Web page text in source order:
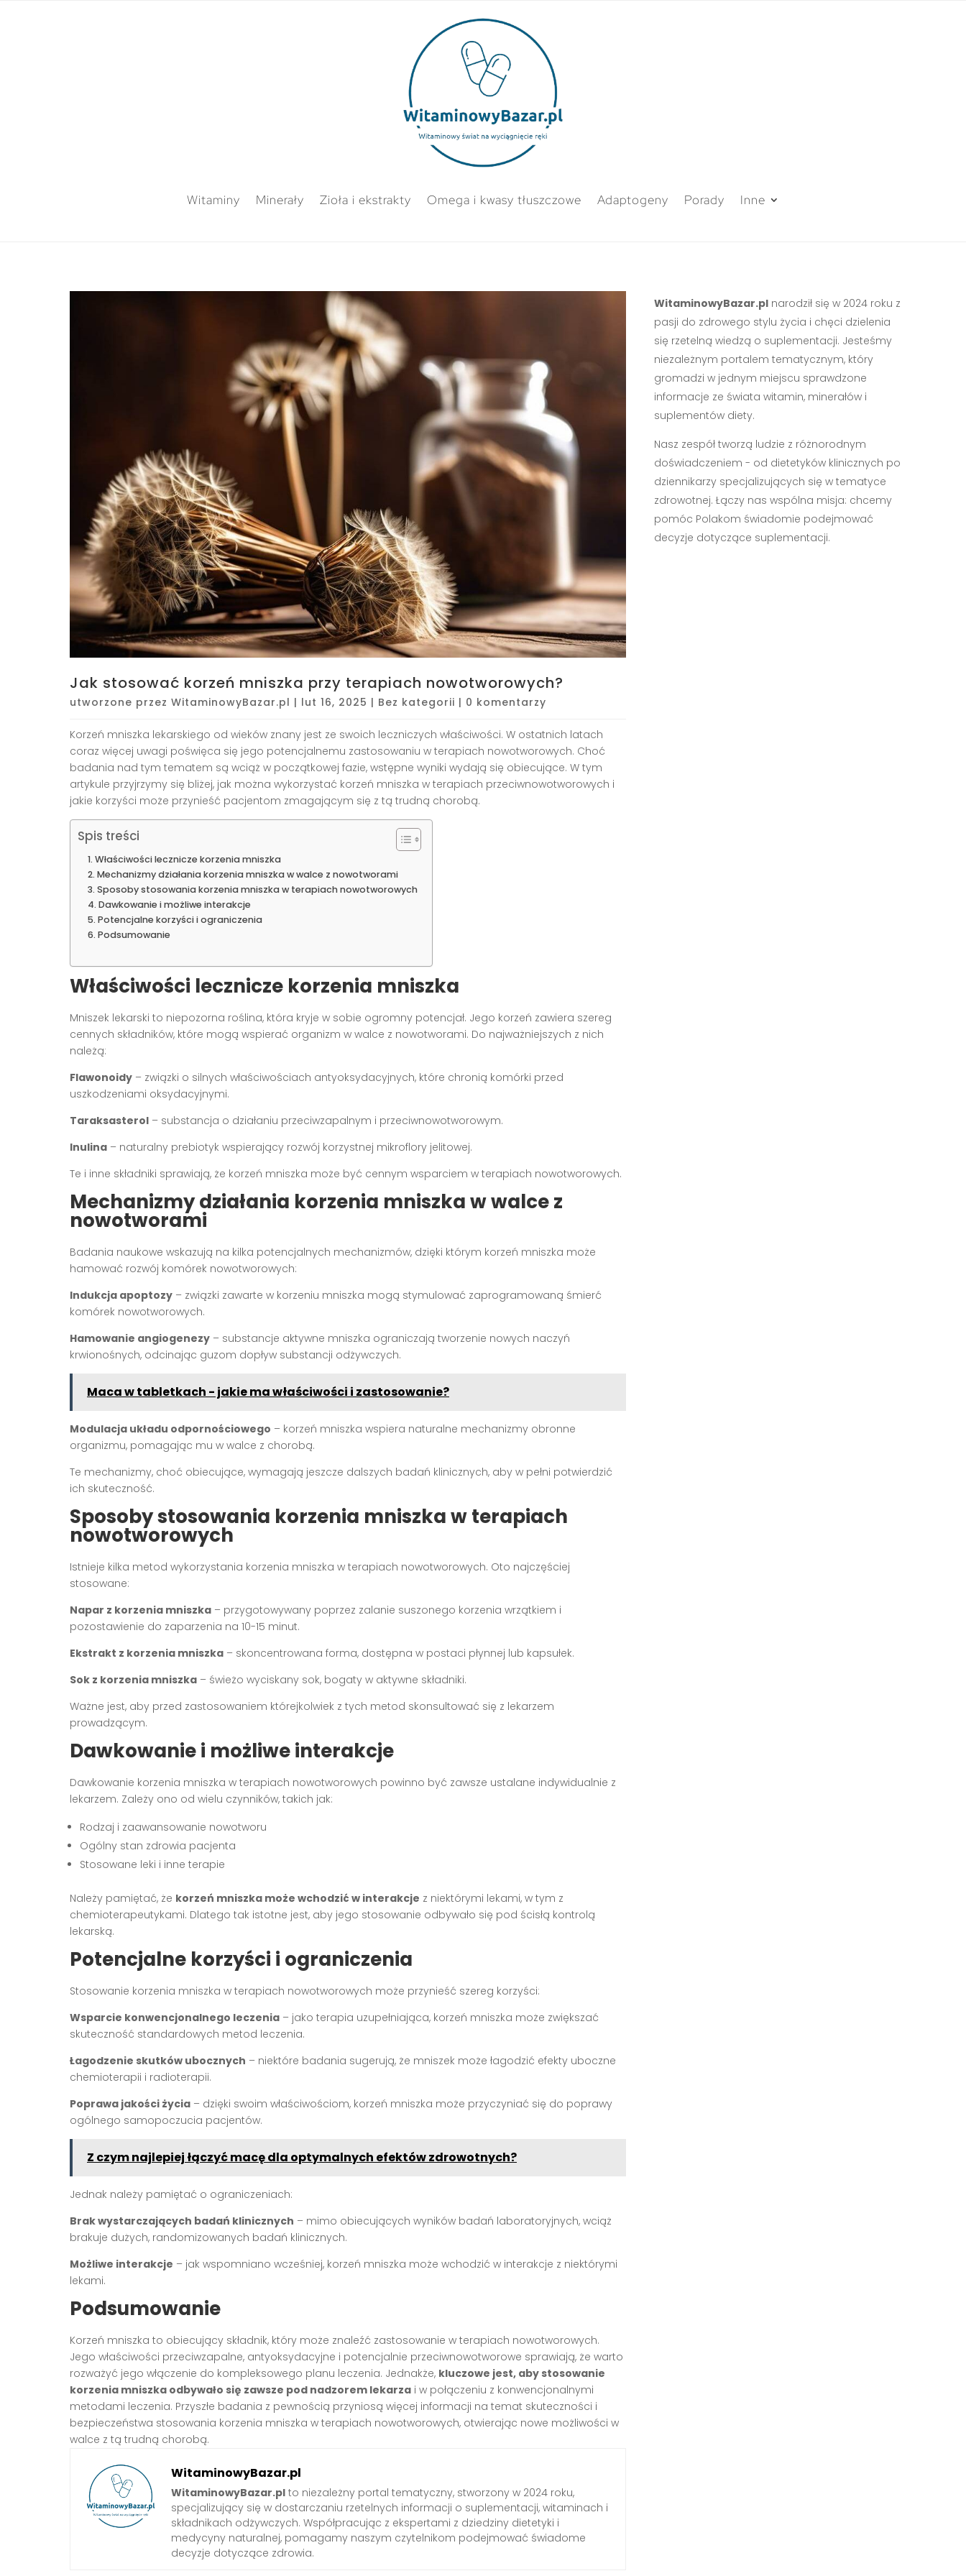
Witaminy Minerały Zioła i ekstrakty Omega i kwasy tłuszczowe Adaptogeny Porady Inne
Jak stosować korzeń mniszka przy terapiach nowotworowych?
utworzone przez WitaminowyBazar.pl | lut 16, 2025 | Bez kategorii | 0 komentarzy
Korzeń mniszka lekarskiego od wieków znany jest ze swoich leczniczych właściwości. W ostatnich latach
coraz więcej uwagi poświęca się jego potencjalnemu zastosowaniu w terapiach nowotworowych. Choć
badania nad tym tematem są wciąż w początkowej fazie, wstępne wyniki wydają się obiecujące. W tym
artykule przyjrzymy się bliżej, jak można wykorzystać korzeń mniszka w terapiach przeciwnowotworowych i
jakie korzyści może przynieść pacjentom zmagającym się z tą trudną chorobą.
Spis treści
Właściwości lecznicze korzenia mniszka
Mechanizmy działania korzenia mniszka w walce z nowotworami
Sposoby stosowania korzenia mniszka w terapiach nowotworowych
Dawkowanie i możliwe interakcje
Potencjalne korzyści i ograniczenia
Podsumowanie
Właściwości lecznicze korzenia mniszka
Mniszek lekarski to niepozorna roślina, która kryje w sobie ogromny potencjał. Jego korzeń zawiera szereg
cennych składników, które mogą wspierać organizm w walce z nowotworami. Do najważniejszych z nich
należą:
Flawonoidy – związki o silnych właściwościach antyoksydacyjnych, które chronią komórki przed
uszkodzeniami oksydacyjnymi.
Taraksasterol – substancja o działaniu przeciwzapalnym i przeciwnowotworowym.
Inulina – naturalny prebiotyk wspierający rozwój korzystnej mikroflory jelitowej.
Te i inne składniki sprawiają, że korzeń mniszka może być cennym wsparciem w terapiach nowotworowych.
Mechanizmy działania korzenia mniszka w walce z
nowotworami
Badania naukowe wskazują na kilka potencjalnych mechanizmów, dzięki którym korzeń mniszka może
hamować rozwój komórek nowotworowych:
Indukcja apoptozy – związki zawarte w korzeniu mniszka mogą stymulować zaprogramowaną śmierć
komórek nowotworowych.
Hamowanie angiogenezy – substancje aktywne mniszka ograniczają tworzenie nowych naczyń
krwionośnych, odcinając guzom dopływ substancji odżywczych.
Maca w tabletkach - jakie ma właściwości i zastosowanie?
Modulacja układu odpornościowego – korzeń mniszka wspiera naturalne mechanizmy obronne
organizmu, pomagając mu w walce z chorobą.
Te mechanizmy, choć obiecujące, wymagają jeszcze dalszych badań klinicznych, aby w pełni potwierdzić
ich skuteczność.
Sposoby stosowania korzenia mniszka w terapiach
nowotworowych
Istnieje kilka metod wykorzystania korzenia mniszka w terapiach nowotworowych. Oto najczęściej
stosowane:
Napar z korzenia mniszka – przygotowywany poprzez zalanie suszonego korzenia wrzątkiem i
pozostawienie do zaparzenia na 10-15 minut.
Ekstrakt z korzenia mniszka – skoncentrowana forma, dostępna w postaci płynnej lub kapsułek.
Sok z korzenia mniszka – świeżo wyciskany sok, bogaty w aktywne składniki.
Ważne jest, aby przed zastosowaniem którejkolwiek z tych metod skonsultować się z lekarzem
prowadzącym.
Dawkowanie i możliwe interakcje
Dawkowanie korzenia mniszka w terapiach nowotworowych powinno być zawsze ustalane indywidualnie z
lekarzem. Zależy ono od wielu czynników, takich jak:
Rodzaj i zaawansowanie nowotworu
Ogólny stan zdrowia pacjenta
Stosowane leki i inne terapie
Należy pamiętać, że korzeń mniszka może wchodzić w interakcje z niektórymi lekami, w tym z
chemioterapeutykami. Dlatego tak istotne jest, aby jego stosowanie odbywało się pod ścisłą kontrolą
lekarską.
Potencjalne korzyści i ograniczenia
Stosowanie korzenia mniszka w terapiach nowotworowych może przynieść szereg korzyści:
Wsparcie konwencjonalnego leczenia – jako terapia uzupełniająca, korzeń mniszka może zwiększać
skuteczność standardowych metod leczenia.
Łagodzenie skutków ubocznych – niektóre badania sugerują, że mniszek może łagodzić efekty uboczne
chemioterapii i radioterapii.
Poprawa jakości życia – dzięki swoim właściwościom, korzeń mniszka może przyczyniać się do poprawy
ogólnego samopoczucia pacjentów.
Z czym najlepiej łączyć macę dla optymalnych efektów zdrowotnych?
Jednak należy pamiętać o ograniczeniach:
Brak wystarczających badań klinicznych – mimo obiecujących wyników badań laboratoryjnych, wciąż
brakuje dużych, randomizowanych badań klinicznych.
Możliwe interakcje – jak wspomniano wcześniej, korzeń mniszka może wchodzić w interakcje z niektórymi
lekami.
Podsumowanie
Korzeń mniszka to obiecujący składnik, który może znaleźć zastosowanie w terapiach nowotworowych.
Jego właściwości przeciwzapalne, antyoksydacyjne i potencjalnie przeciwnowotworowe sprawiają, że warto
rozważyć jego włączenie do kompleksowego planu leczenia. Jednakże, kluczowe jest, aby stosowanie
korzenia mniszka odbywało się zawsze pod nadzorem lekarza i w połączeniu z konwencjonalnymi
metodami leczenia. Przyszłe badania z pewnością przyniosą więcej informacji na temat skuteczności i
bezpieczeństwa stosowania korzenia mniszka w terapiach nowotworowych, otwierając nowe możliwości w
walce z tą trudną chorobą.
WitaminowyBazar.pl
WitaminowyBazar.pl to niezależny portal tematyczny, stworzony w 2024 roku,
specjalizujący się w dostarczaniu rzetelnych informacji o suplementacji, witaminach i
składnikach odżywczych. Współpracując z ekspertami z dziedziny dietetyki i
medycyny naturalnej, pomagamy naszym czytelnikom podejmować świadome
decyzje dotyczące zdrowia.
WitaminowyBazar.plnarodził się w 2024 roku z
pasji do zdrowego stylu życia i chęci dzielenia
się rzetelną wiedzą o suplementacji. Jesteśmy
niezależnym portalem tematycznym, który
gromadzi w jednym miejscu sprawdzone
informacje ze świata witamin, minerałów i
suplementów diety.
Nasz zespół tworzą ludzie z różnorodnym
doświadczeniem - od dietetyków klinicznych po
dziennikarzy specjalizujących się w tematyce
zdrowotnej. Łączy nas wspólna misja: chcemy
pomóc Polakom świadomie podejmować
decyzje dotyczące suplementacji.